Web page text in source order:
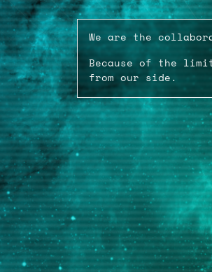
We are the
Because of the
from our side.